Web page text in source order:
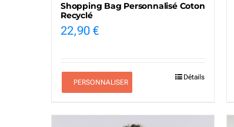
Shopping Bag Personnalisé Coton
Recyclé
22,90€
PERSONNALISER
Détails